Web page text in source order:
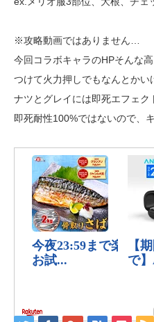
※攻略動画ではありません…
今回コラボキャラのHPそんな
つけて火力押しでもなんとか
ナツとグレイには即死エフェク
即死耐性100%ではないので、